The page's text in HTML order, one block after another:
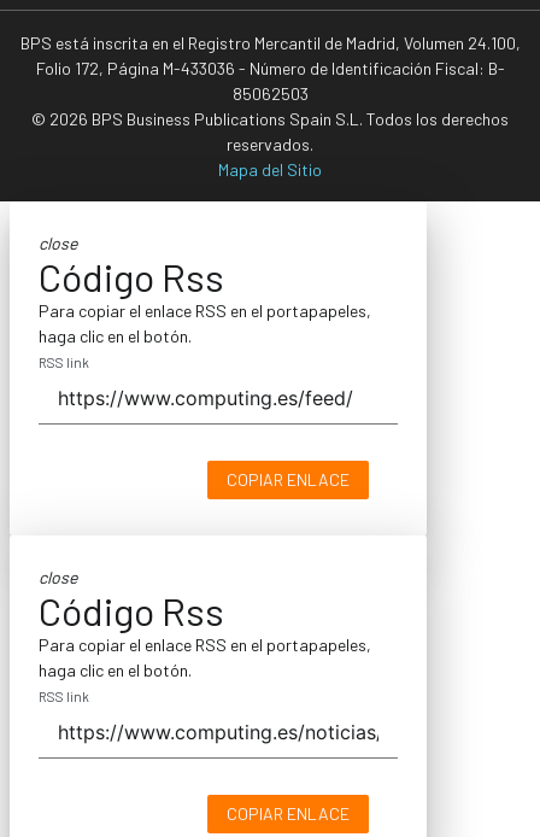
BPS está inscrita en el Registro Mercantil de Madrid, Volumen 24.100,
Folio 172, Página M-433036 - Número de Identificación Fiscal: B-
85062503
© 2026 BPS Business Publications Spain S.L. Todos los derechos
reservados.
Mapa del Sitio
close
Código Rss
Para copiar el enlace RSS en el portapapeles,
haga clic en el botón.
RSS link
COPIAR ENLACE
close
Código Rss
Para copiar el enlace RSS en el portapapeles,
haga clic en el botón.
RSS link
COPIAR ENLACE